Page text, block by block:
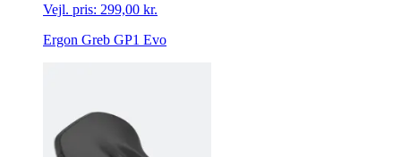
Vejl. pris: 299,00 kr.
Ergon Greb GP1 Evo